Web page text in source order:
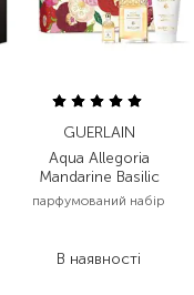
GUERLAIN
Aqua Allegoria
Mandarine Basilic
парфумований набір
В наявності